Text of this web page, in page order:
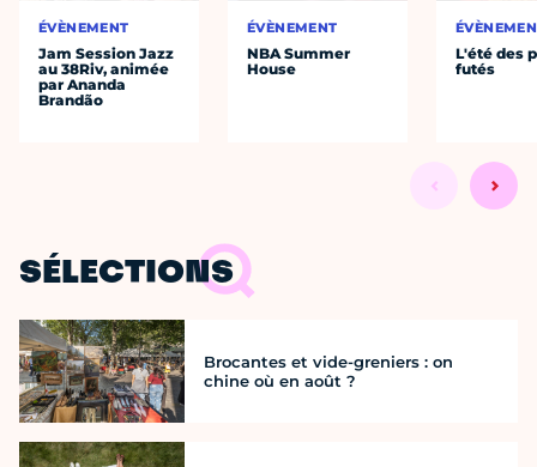
ÉVÈNEMENT
Jam Session Jazz
au 38Riv, animée
par Ananda
Brandão
ÉVÈNEMENT
NBA Summer
House
L'été des
futés
SÉLECTIONS
Brocantes et vide-greniers : on
chine où en août ?